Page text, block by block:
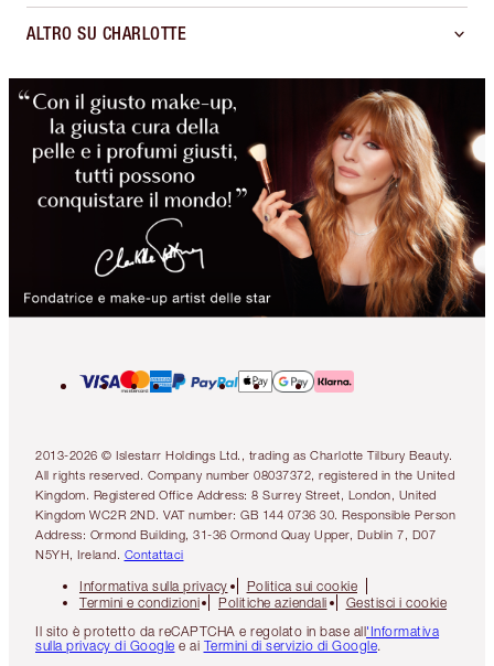
ALTRO SU CHARLOTTE
2013-2026 © Islestarr Holdings Ltd., trading as Charlotte Tilbury Beauty.
All rights reserved. Company number 08037372, registered in the United
Kingdom. Registered Office Address: 8 Surrey Street, London, United
Kingdom WC2R 2ND. VAT number: GB 144 0736 30. Responsible Person
Address: Ormond Building, 31-36 Ormond Quay Upper, Dublin 7, D07
N5YH, Ireland. Contattaci
Informativa sulla privacy
Politica sui cookie
Termini e condizioni
Politiche aziendali
Gestisci i cookie
Il sito è protetto da reCAPTCHA e regolato in base all'Informativa
sulla privacy di Google e ai Termini di servizio di Google.